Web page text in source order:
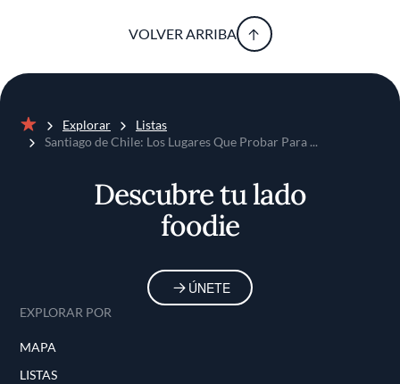
VOLVER ARRIBA
Inicio
Explorar
Listas
Santiago de Chile: Los Lugares Que Probar Para ...
Descubre tu lado
foodie
ÚNETE
EXPLORAR POR
MAPA
LISTAS